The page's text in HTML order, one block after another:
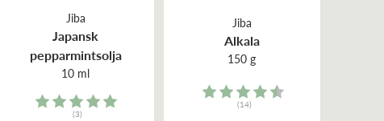
Jiba
Japansk
pepparmintsolja
10 ml
Rating:
(3)
Jiba
Alkala
150 g
Rating:
(14)